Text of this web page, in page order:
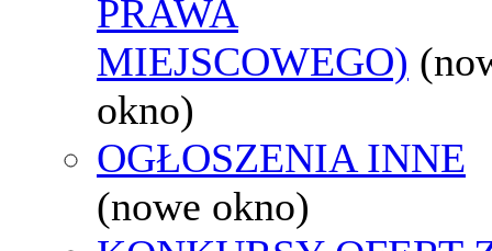
PRAWA
MIEJSCOWEGO)
okno)
OGŁOSZENIA INNE
(nowe okno)